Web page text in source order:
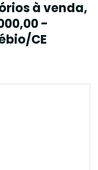
à venda,
-
CE